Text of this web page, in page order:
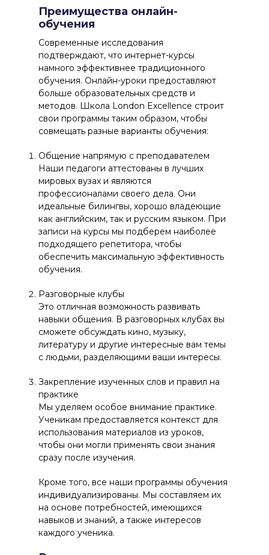
Преимущества онлайн-
обучения
Современные исследования
подтверждают, что интернет-курсы
намного эффективнее традиционного
обучения. Онлайн-уроки предоставляют
больше образовательных средств и
методов. Школа London Excellence строит
свои программы таким образом, чтобы
совмещать разные варианты обучения:
Общение напрямую с преподавателем
Наши педагоги аттестованы в лучших
мировых вузах и являются
профессионалами своего дела. Они
идеальные билингвы, хорошо владеющие
как английским, так и русским языком. При
записи на курсы мы подберем наиболее
подходящего репетитора, чтобы
обеспечить максимальную эффективность
обучения.
Разговорные клубы
Это отличная возможность развивать
навыки общения. В разговорных клубах вы
сможете обсуждать кино, музыку,
литературу и другие интересные вам темы
с людьми, разделяющими ваши интересы.
Закрепление изученных слов и правил на
практике
Мы уделяем особое внимание практике.
Ученикам предоставляется контекст для
использования материалов из уроков,
чтобы они могли применять свои знания
сразу после изучения.
Кроме того, все наши программы обучения
индивидуализированы. Мы составляем их
на основе потребностей, имеющихся
навыков и знаний, а также интересов
каждого ученика.